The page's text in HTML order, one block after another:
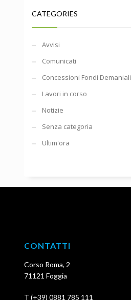
CATEGORIES
Avvisi
Comunicati
Concessioni Fondi Demaniali
Lavori in corso
Notizie
Senza categoria
Ultim'ora
CONTATTI
Corso Roma, 2
71121 Foggia
T (+39) 0881 785 111